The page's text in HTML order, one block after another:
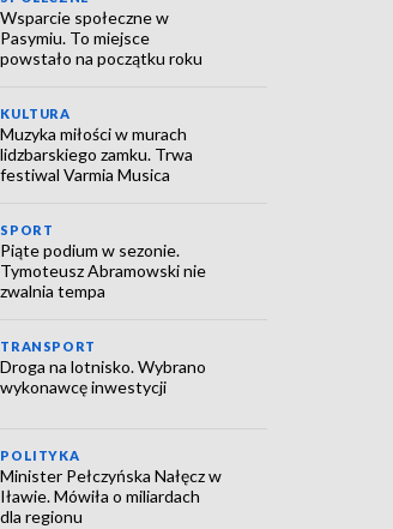
Wsparcie społeczne w
Pasymiu. To miejsce
powstało na początku roku
KULTURA
Muzyka miłości w murach
lidzbarskiego zamku. Trwa
festiwal Varmia Musica
SPORT
Piąte podium w sezonie.
Tymoteusz Abramowski nie
zwalnia tempa
TRANSPORT
Droga na lotnisko. Wybrano
wykonawcę inwestycji
POLITYKA
Minister Pełczyńska Nałęcz w
Iławie. Mówiła o miliardach
dla regionu